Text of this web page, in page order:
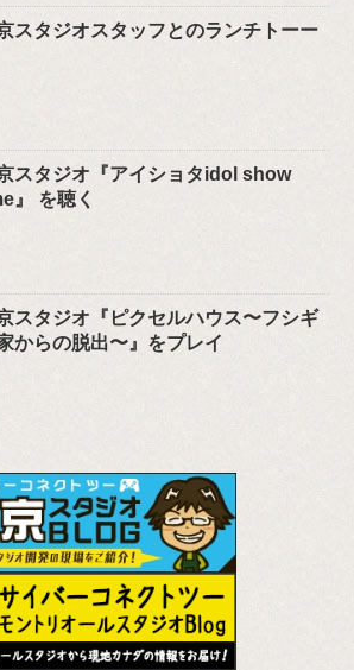
スタジオスタッフとのランチトーー
スタジオ『アイショタidol show
』 を聴く
スタジオ『ピクセルハウス〜フシギ
からの脱出〜』をプレイ